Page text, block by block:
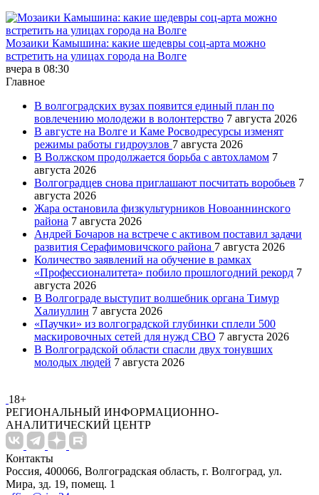
Мозаики Камышина: какие шедевры соц-арта можно
встретить на улицах города на Волге
вчера в 08:30
Главное
В волгоградских вузах появится единый план по
вовлечению молодежи в волонтерство 7 августа 2026
В августе на Волге и Каме Росводресурсы изменят
режимы работы гидроузлов 7 августа 2026
В Волжском продолжается борьба с автохламом 7
августа 2026
Волгоградцев снова приглашают посчитать воробьев 7
августа 2026
Жара остановила физкультурников Новоаннинского
района 7 августа 2026
Андрей Бочаров на встрече с активом поставил задачи
развития Серафимовичского района 7 августа 2026
Количество заявлений на обучение в рамках
«Профессионалитета» побило прошлогодний рекорд 7
августа 2026
В Волгограде выступит волшебник органа Тимур
Халиуллин 7 августа 2026
«Паучки» из волгоградской глубинки сплели 500
маскировочных сетей для нужд СВО 7 августа 2026
В Волгоградской области спасли двух тонувших
молодых людей 7 августа 2026
18+
РЕГИОНАЛЬНЫЙ ИНФОРМАЦИОННО-
АНАЛИТИЧЕСКИЙ ЦЕНТР
Контакты
Россия, 400066, Волгоградская область, г. Волгоград, ул.
Мира, зд. 19, помещ. 1